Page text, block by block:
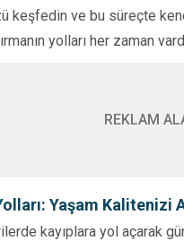
keşfedin ve bu süreçte
yolları her zaman
REKLAM
Yaşam Kalitenizi
kayıplara yol açarak